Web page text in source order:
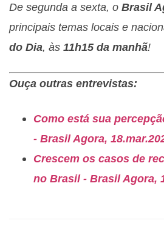
De segunda a sexta, o Brasil
principais temas locais e
do Dia, às 11h15 da manhã!
Ouça outras entrevistas:
Como está sua
- Brasil Agora,
Crescem os casos de
no Brasil - Brasil Agora,